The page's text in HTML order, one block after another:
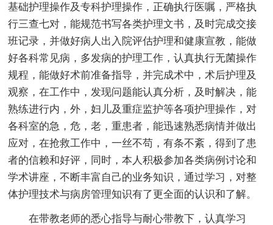
基础护理操作及专科护理操作，正确执行医嘱，严格执
行三查七对，能规范书写各类护理文书，及时完成交接
班记录，并做好病人出入院评估护理和健康宣教，能做
好各科常见病，多发病的护理工作，认真执行无菌操作
规程，能做好术前准备指导，并完成术中，术后护理及
观察，在工作中，发现问题能认真分析，及时解决，能
熟练进行内，外，妇儿及重症监护等各项护理操作，对
各科室的急，危，老，重患者，能迅速熟悉病情并做出
应对，在抢救工作中，一丝不苟，有条不紊，得到了患
者的信赖和好评，同时，本人积极参加各类病例讨论和
学术讲座，不断丰富自己的业务知识，通过学习，对整
体护理技术与病房管理知识有了更全面的认识和了解。
在带教老师的悉心指导与耐心带教下，认真学习